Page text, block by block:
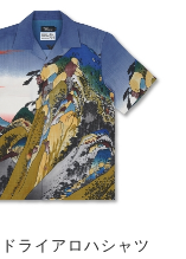
ライアロハシャツ